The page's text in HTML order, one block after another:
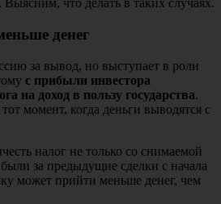
что делать в таких случаях.
денег
за вывод, но выступает в роли
с прибыли инвестора
на доход в пользу государства.
момент, когда деньги выводятся с
налог не только со снимаемой
за предыдущие сделки с начала
может прийти меньше денег, чем